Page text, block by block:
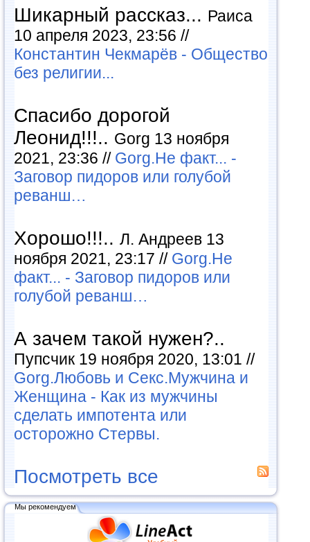
Шикарный рассказ... Раиса
10 апреля 2023, 23:56 //
Константин Чекмарёв - Общество
без религии...
Спасибо дорогой
Леонид!!!.. Gorg 13 ноября
2021, 23:36 // Gorg.Не факт... -
Заговор пидоров или голубой
реванш…
Хорошо!!!.. Л. Андреев 13
ноября 2021, 23:17 // Gorg.Не
факт... - Заговор пидоров или
голубой реванш…
А зачем такой нужен?..
Пупсчик 19 ноября 2020, 13:01 //
Gorg.Любовь и Секс.Мужчина и
Женщина - Как из мужчины
сделать импотента или
осторожно Стервы.
Посмотреть все
Мы рекомендуем